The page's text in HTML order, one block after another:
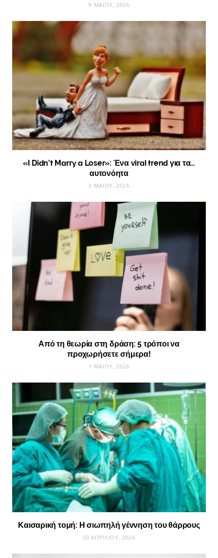
9 ΜΑΪ́ΟΥ, 2026
«I Didn’t Marry a Loser»: Ένα viral trend για τα…
αυτονόητα
3 ΜΑΪ́ΟΥ, 2026
Από τη θεωρία στη δράση: 5 τρόποι να
προχωρήσετε σήμερα!
1 ΜΑΪ́ΟΥ, 2026
Καισαρική τομή: Η σιωπηλή γέννηση του θάρρους
30 ΑΠΡΙΛΊΟΥ, 2026